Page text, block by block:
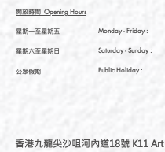
開放時間 Opening Hours
星期一至星期五
星期六至星期日
公眾假期
Monday - Friday :
Saturday- Sunday :
Public Holiday :
香港九龍尖沙咀河內道18號 K11